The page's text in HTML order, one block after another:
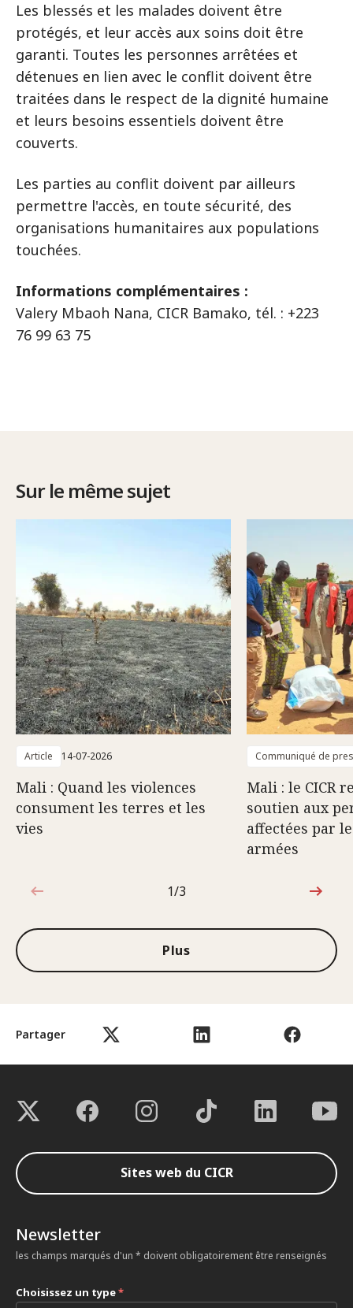
Partager
Les blessés et les malades doivent être
protégés, et leur accès aux soins doit être
garanti. Toutes les personnes arrêtées et
détenues en lien avec le conflit doivent être
traitées dans le respect de la dignité humaine
et leurs besoins essentiels doivent être
couverts.
Les parties au conflit doivent par ailleurs
permettre l'accès, en toute sécurité, des
organisations humanitaires aux populations
touchées.
Informations complémentaires :
Valery Mbaoh Nana, CICR Bamako, tél. : +223
76 99 63 75
Sur le même sujet
Article 14-07-2026
Mali : Quand les violences
consument les terres et les
vies
Communiqué de
Mali : le CICR
soutien aux
affectées par
armées
1sur3
1/3
Plus
Sites web du CICR
Newsletter
les champs marqués d'un * doivent obligatoirement être renseignés
Choisissez un type*